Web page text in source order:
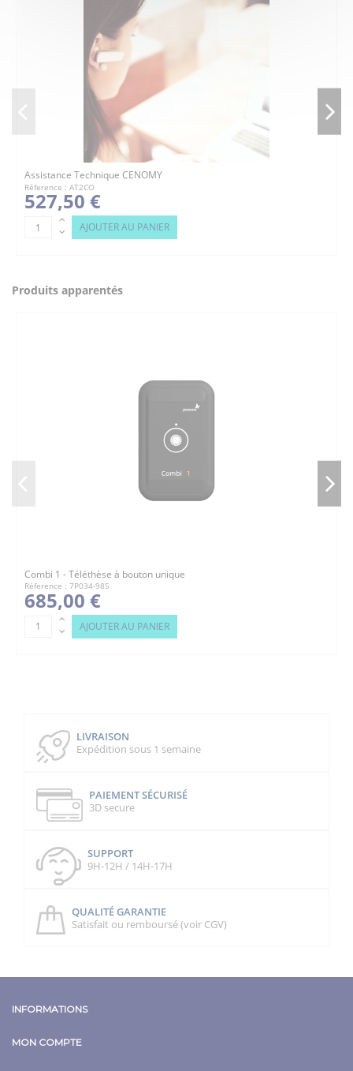
Assistance Technique CENOMY
Réference : AT2CO
527,50 €
AJOUTER AU PANIER
Produits apparentés
Combi 1 - Téléthèse à bouton unique
Réference : 7P034-985
685,00 €
AJOUTER AU PANIER
LIVRAISON
Expédition sous 1 semaine
PAIEMENT SÉCURISÉ
3D secure
SUPPORT
9H-12H / 14H-17H
QUALITÉ GARANTIE
Satisfait ou remboursé (voir CGV)
INFORMATIONS
MON COMPTE